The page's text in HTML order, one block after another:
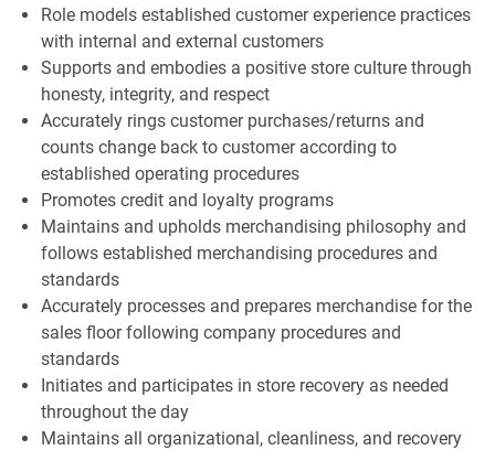
Role models established customer experience practices
with internal and external customers
Supports and embodies a positive store culture through
honesty, integrity, and respect
Accurately rings customer purchases/returns and
counts change back to customer according to
established operating procedures
Promotes credit and loyalty programs
Maintains and upholds merchandising philosophy and
follows established merchandising procedures and
standards
Accurately processes and prepares merchandise for the
sales floor following company procedures and
standards
Initiates and participates in store recovery as needed
throughout the day
Maintains all organizational, cleanliness, and recovery